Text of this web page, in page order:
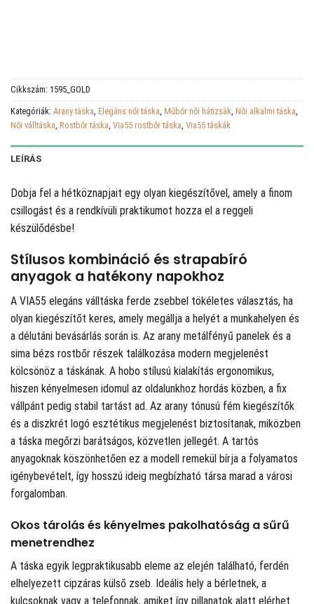
Cikkszám: 1595_GOLD
Kategóriák: Arany táska, Elegáns női táska, Műbőr női hátizsák, Női alkalmi táska,
Női válltáska, Rostbőr táska, Via55 rostbőr táska, Via55 táskák
LEÍRÁS
Dobja fel a hétköznapjait egy olyan kiegészítővel, amely a finom
csillogást és a rendkívüli praktikumot hozza el a reggeli
készülődésbe!
Stílusos kombináció és strapabíró
anyagok a hatékony napokhoz
A VIA55 elegáns válltáska ferde zsebbel tökéletes választás, ha
olyan kiegészítőt keres, amely megállja a helyét a munkahelyen és
a délutáni bevásárlás során is. Az arany metálfényű panelek és a
sima bézs rostbőr részek találkozása modern megjelenést
kölcsönöz a táskának. A hobo stílusú kialakítás ergonomikus,
hiszen kényelmesen idomul az oldalunkhoz hordás közben, a fix
vállpánt pedig stabil tartást ad. Az arany tónusú fém kiegészítők
és a diszkrét logó esztétikus megjelenést biztosítanak, miközben
a táska megőrzi barátságos, közvetlen jellegét. A tartós
anyagoknak köszönhetően ez a modell remekül bírja a folyamatos
igénybevételt, így hosszú ideig megbízható társa marad a városi
forgalomban.
Okos tárolás és kényelmes pakolhatóság a sűrű
menetrendhez
A táska egyik legpraktikusabb eleme az elején található, ferdén
elhelyezett cipzáras külső zseb. Ideális hely a bérletnek, a
kulcsoknak vagy a telefonnak, amiket így pillanatok alatt elérhet